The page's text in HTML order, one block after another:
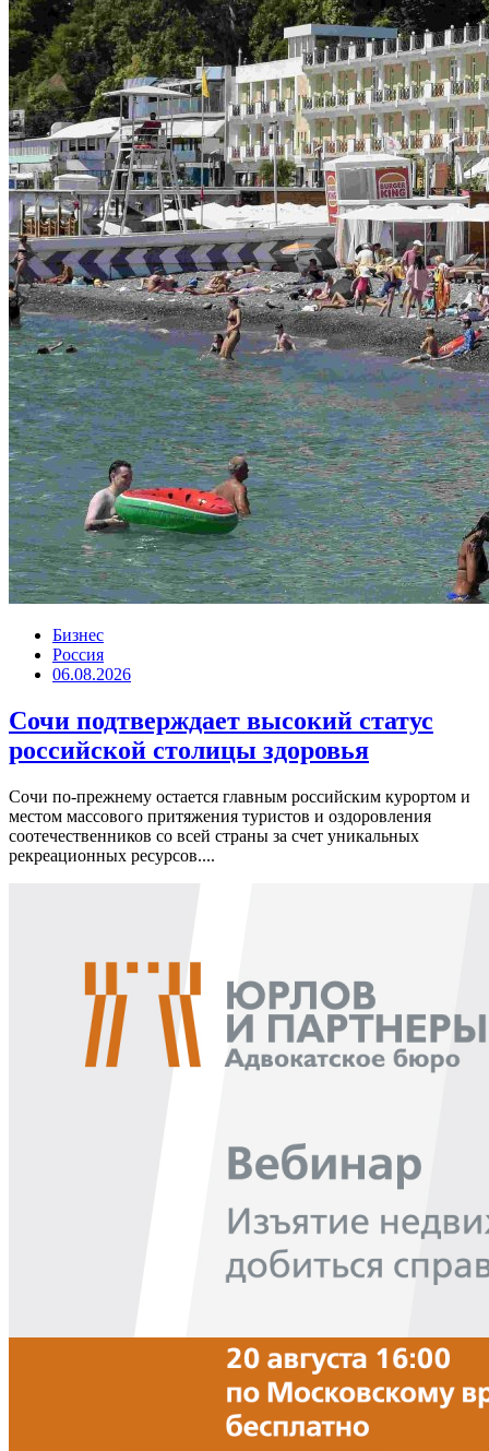
Бизнес
Россия
06.08.2026
Сочи подтверждает высокий статус
российской столицы здоровья
Сочи по-прежнему остается главным российским курортом и
местом массового притяжения туристов и оздоровления
соотечественников со всей страны за счет уникальных
рекреационных ресурсов....